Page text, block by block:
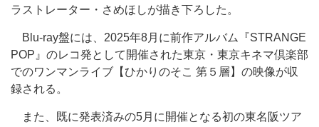
ラストレーター・さめほしが描き下ろした。
Blu-ray盤には、2025年8月に前作アルバム『STRANGE
POP』のレコ発として開催された東京・東京キネマ倶楽部
でのワンマンライブ【ひかりのそこ 第５層】の映像が収
録される。
また、既に発表済みの5月に開催となる初の東名阪ツア